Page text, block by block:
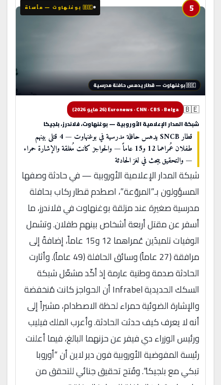
5 🇧🇪 بوغنهاوت — مأساة
🇧🇪 بوغنهاوت — قطار يدهس حافلة مدرسية
🇧🇪 Euronews · CNN · CBS · Belga (26 مايو 2026)
شبكة المدار الإعلامية الأوروبية — بوغنهاوت، فلاندرز، بلجيكا
قطار SNCB يدهس حافلة مدرسية في بوغنهاوت — 4 قتلى بينهم
طفلان عُمراهما 12 و15 عاماً — والحواجز كانت مُغلقة والإشارة حمراء
— والتحقيق يبحث في لغز الحادثة
شبكة المدار الإعلامية الأوروبية — في حادثة وصفها
المسؤولون بـ”المروّعة”، اصطدم قطار ركاب بحافلة
مدرسية صغيرة عند مزلقة بوغنهاوت في فلاندرز، ما
أسفر عن مقتل أربعة أشخاص بينهم طفلان. وتشمل
الوفيات تلميذَين عُمراهما 12 و15 عاماً، إضافةً إلى
مرافقة (27 عاماً) وسائق الحافلة (49 عاماً). وأثارت
الحادثة صدمة وطنية عارمة إذ أكّد مشغّل شبكة
السكك الحديدية Infrabel أن الحواجز كانت مُنخفضة
والإشارة الضوئية حمراء لحظة الاصطدام، مشيراً إلى
أنه لا يعرف كيف حدثت الحادثة. وأعرب الملك فيليب
ورئيس الوزراء دي فيفر عن حزنهما البالغ، فيما أعلنت
رئيسة المفوضية الأوروبية فون دير لاين أن “أوروبا
تبكي مع بلجيكا”. وفُتح تحقيق جنائي للتحقق من